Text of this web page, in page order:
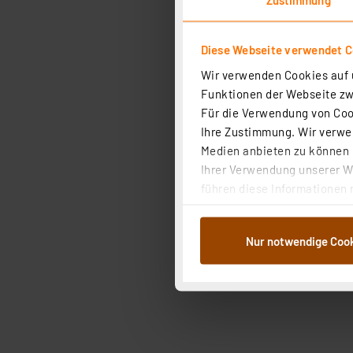
Diese Webseite verwendet
Wir verwenden Cookies
Funktionen der Webseite
Für die Verwendung von
Ihre Zustimmung. Wir
Medien anbieten zu
Ihrer Verwendung unserer
führen diese Informationen
Weiterverarbeitung für die
Abs.1a DSG-VO) zu. Eine
Nur notwendige
Artikel pro